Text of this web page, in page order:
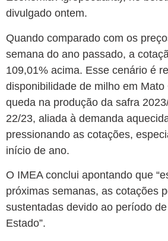
divulgado ontem.
Quando comparado com os
semana do ano passado, a
109,01% acima. Esse cenário é
disponibilidade de milho em Mato
queda na produção da safra
22/23, aliada à demanda
pressionando as cotações,
início de ano.
O IMEA conclui apontando que
próximas semanas, as cotações
sustentadas devido ao período
Estado”.